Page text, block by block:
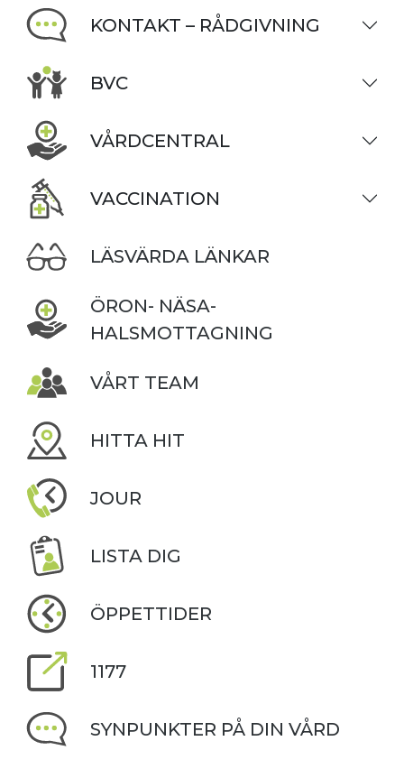
KONTAKT – RÅDGIVNING
BVC
VÅRDCENTRAL
VACCINATION
LÄSVÄRDA LÄNKAR
ÖRON- NÄSA-
HALSMOTTAGNING
VÅRT TEAM
HITTA HIT
JOUR
LISTA DIG
ÖPPETTIDER
1177
SYNPUNKTER PÅ DIN VÅRD